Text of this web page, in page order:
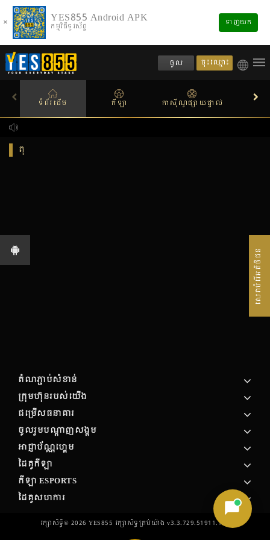
× YES855 Android APK
កម្មវិធីទូរស័ព្ទ ទាញយក
ចូល ចុះឈ្មោះ
ទំព័រដើម កីឡា កាស៊ីណូផ្សាយផ្ទាល់ ស្លត
តុ
តំណភ្ជាប់សំខាន់
ក្រុមហ៊ុន​របស់​យើង
ជម្រើសធនាគារ
ចូលរួមបណ្តាញសង្គម
អាជ្ញាប័ណ្ណហ្គេម
ដៃគូកីឡា
កីឡា ESPORTS
ដៃគូសហការ
រក្សាសិទ្ធិ© 2026 YES855 រក្សា​សិទ្ធ​គ្រប់យ៉ាង v3.3.729.51911.154
សេវាបំរើអតិថិជន